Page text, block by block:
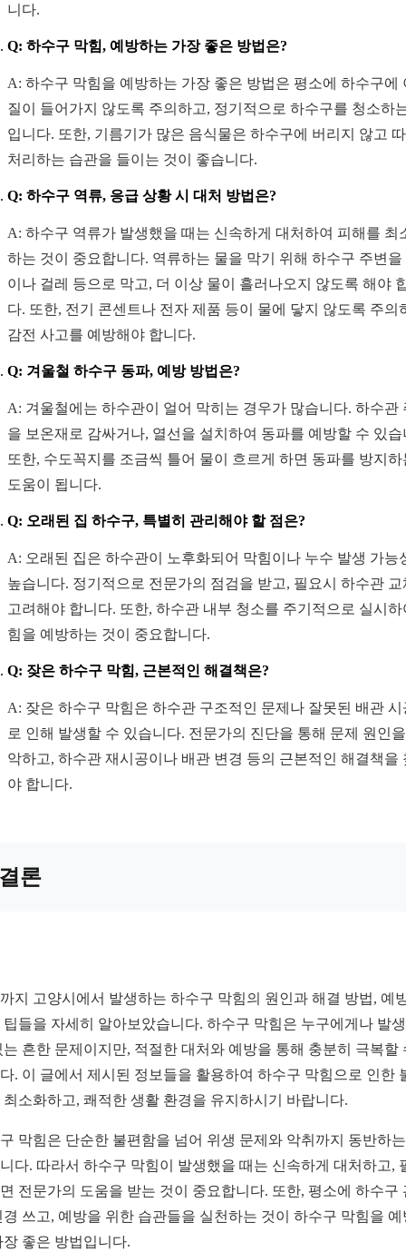
니다.
Q: 하수구 막힘, 예방하는 가장 좋은 방법은?
A: 하수구 막힘을 예방하는 가장 좋은 방법은 평소에 하수구에
질이 들어가지 않도록 주의하고, 정기적으로 하수구를 청소하
입니다. 또한, 기름기가 많은 음식물은 하수구에 버리지 않고
처리하는 습관을 들이는 것이 좋습니다.
Q: 하수구 역류, 응급 상황 시 대처 방법은?
A: 하수구 역류가 발생했을 때는 신속하게 대처하여 피해를 최
하는 것이 중요합니다. 역류하는 물을 막기 위해 하수구 주변을
이나 걸레 등으로 막고, 더 이상 물이 흘러나오지 않도록 해야
다. 또한, 전기 콘센트나 전자 제품 등이 물에 닿지 않도록 주의
감전 사고를 예방해야 합니다.
Q: 겨울철 하수구 동파, 예방 방법은?
A: 겨울철에는 하수관이 얼어 막히는 경우가 많습니다. 하수관
을 보온재로 감싸거나, 열선을 설치하여 동파를 예방할 수 있습
또한, 수도꼭지를 조금씩 틀어 물이 흐르게 하면 동파를 방지하
도움이 됩니다.
Q: 오래된 집 하수구, 특별히 관리해야 할 점은?
A: 오래된 집은 하수관이 노후화되어 막힘이나 누수 발생 가능
높습니다. 정기적으로 전문가의 점검을 받고, 필요시 하수관 교
고려해야 합니다. 또한, 하수관 내부 청소를 주기적으로 실시하
힘을 예방하는 것이 중요합니다.
Q: 잦은 하수구 막힘, 근본적인 해결책은?
A: 잦은 하수구 막힘은 하수관 구조적인 문제나 잘못된 배관 시
로 인해 발생할 수 있습니다. 전문가의 진단을 통해 문제 원인
악하고, 하수관 재시공이나 배관 변경 등의 근본적인 해결책을
야 합니다.
론
지 고양시에서 발생하는 하수구 막힘의 원인과 해결 방법, 예
팁들을 자세히 알아보았습니다. 하수구 막힘은 누구에게나 발
는 흔한 문제이지만, 적절한 대처와 예방을 통해 충분히 극복할
. 이 글에서 제시된 정보들을 활용하여 하수구 막힘으로 인한
최소화하고, 쾌적한 생활 환경을 유지하시기 바랍니다.
막힘은 단순한 불편함을 넘어 위생 문제와 악취까지 동반하
다. 따라서 하수구 막힘이 발생했을 때는 신속하게 대처하고,
전문가의 도움을 받는 것이 중요합니다. 또한, 평소에 하수구
경 쓰고, 예방을 위한 습관들을 실천하는 것이 하수구 막힘을 예
장 좋은 방법입니다.